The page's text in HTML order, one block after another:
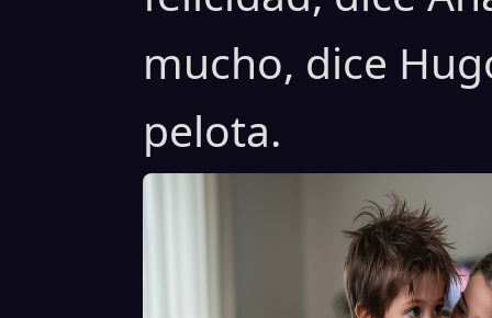
mucho, dice
pelota.